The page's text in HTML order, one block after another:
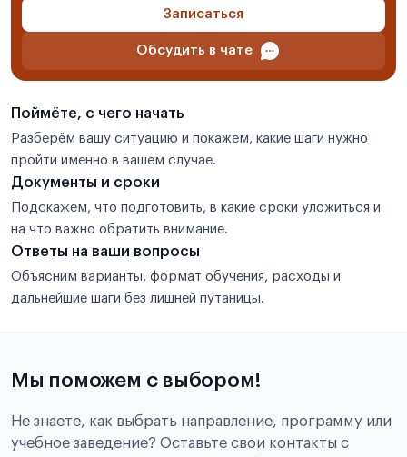
Записаться
Обсудить в чате
Поймёте, с чего начать
Разберём вашу ситуацию и покажем, какие шаги нужно
пройти именно в вашем случае.
Документы и сроки
Подскажем, что подготовить, в какие сроки уложиться и
на что важно обратить внимание.
Ответы на ваши вопросы
Объясним варианты, формат обучения, расходы и
дальнейшие шаги без лишней путаницы.
Мы поможем с выбором!
Не знаете, как выбрать направление, программу или
учебное заведение? Оставьте свои контакты с